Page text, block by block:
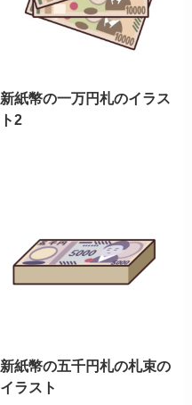
新紙幣の一万円札のイラス
ト2
新紙幣の五千円札の札束の
イラスト